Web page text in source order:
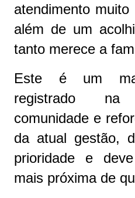
atendimento muito
além de um
tanto merece a
Este é um
registrado
comunidade e
da atual gestão,
prioridade e
mais próxima de